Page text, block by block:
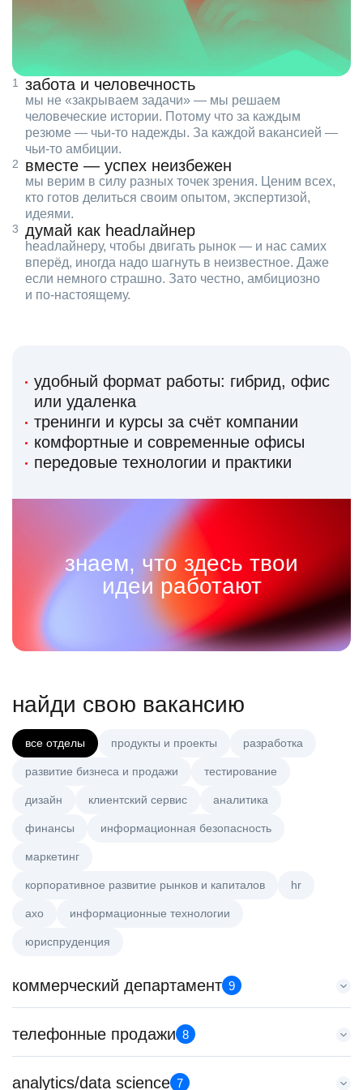
забота и человечность
мы не «закрываем задачи» — мы решаем
человеческие истории. Потому что за каждым
резюме — чьи‑то надежды. За каждой вакансией —
чьи‑то амбиции.
вместе — успех неизбежен
мы верим в силу разных точек зрения. Ценим всех,
кто готов делиться своим опытом, экспертизой,
идеями.
думай как headлайнер
headлайнеру, чтобы двигать рынок — и нас самих
вперёд, иногда надо шагнуть в неизвестное. Даже
если немного страшно. Зато честно, амбициозно
и по‑настоящему.
удобный формат работы: гибрид, офис
или удаленка
тренинги и курсы за счёт компании
комфортные и современные офисы
передовые технологии и практики
знаем, что здесь твои
идеи работают
найди свою вакансию
все отделы продукты и проекты разработка
развитие бизнеса и продажи тестирование
дизайн клиентский сервис аналитика
финансы информационная безопасность
маркетинг
корпоративное развитие рынков и капиталов hr
axo информационные технологии
юриспруденция
коммерческий департамент 9
Старший аналитик клиентской эффективности
HeadHunter::Коммерческий департамент
з/п не указана
телефонные продажи 8
Старший специалист телемаркетинга
analytics/data science 7